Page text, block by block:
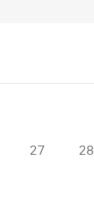
27 28